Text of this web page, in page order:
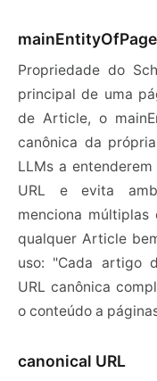
mainEntityOfPage
Propriedade do
principal de uma
de Article, o
canônica da
LLMs a
URL e evita
menciona
qualquer Article
uso: "Cada artigo
URL canônica
o conteúdo a
canonical URL